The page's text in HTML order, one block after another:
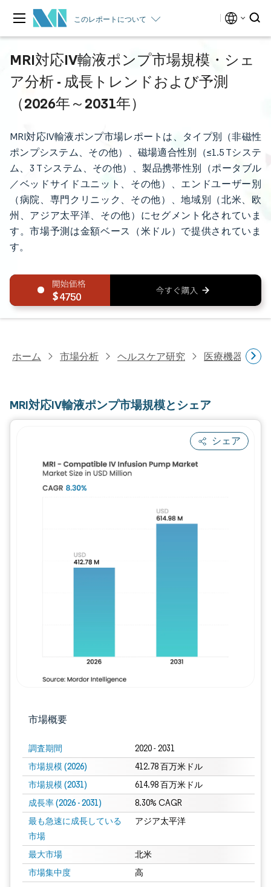
このレポートについて
MRI対応IV輸液ポンプ市場規模・シェ
ア分析 - 成長トレンドおよび予測
（2026年～2031年）
MRI対応IV輸液ポンプ市場レポートは、タイプ別（非磁性
ポンプシステム、その他）、磁場適合性別（≤1.5 Tシステ
ム、3 Tシステム、その他）、製品携帯性別（ポータブル
／ベッドサイドユニット、その他）、エンドユーザー別
（病院、専門クリニック、その他）、地域別（北米、欧
州、アジア太平洋、その他）にセグメント化されていま
す。市場予測は金額ベース（米ドル）で提供されていま
す。
4750
ホーム 市場分析 ヘルスケア研究 医療機器研究
MRI対応IV輸液ポンプ市場規模とシェア
シェア
市場概要
調査期間 2020 - 2031
市場規模 (2026) 412.78 百万米ドル
市場規模 (2031) 614.98 百万米ドル
成長率 (2026 - 2031) 8.30% CAGR
最も急速に成長している
市場
アジア太平洋
最大市場 北米
市場集中度 高